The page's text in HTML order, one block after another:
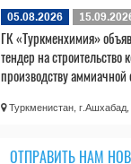
05.08.2026
ГК «Туркменхимия»
тендер на строительство
производству
Туркменистан,
ОТПРАВИТЬ НАМ